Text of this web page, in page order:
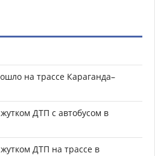
на трассе Караганда–
ДТП с автобусом в
ДТП на трассе в